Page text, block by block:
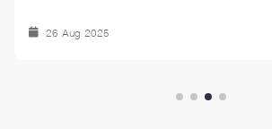
26 Aug 2025